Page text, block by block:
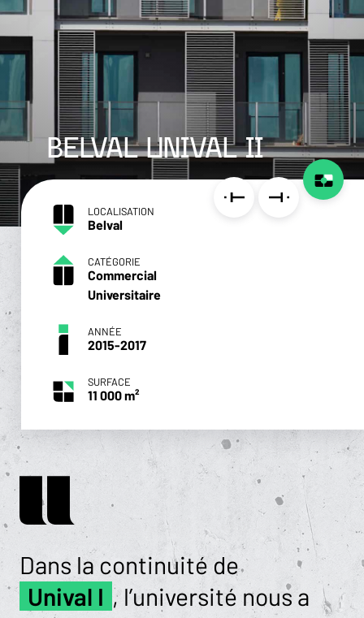
BELVAL UNIVAL II
LOCALISATION
Belval
CATÉGORIE
Commercial
Universitaire
ANNÉE
2015-2017
SURFACE
11 000 m²
Dans la continuité de
Unival I , l’université nous a